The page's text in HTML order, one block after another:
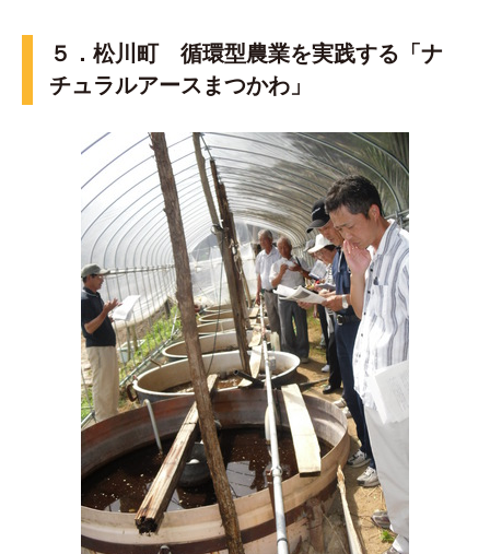
５．松川町 循環型農業を実践する「ナ
チュラルアースまつかわ」